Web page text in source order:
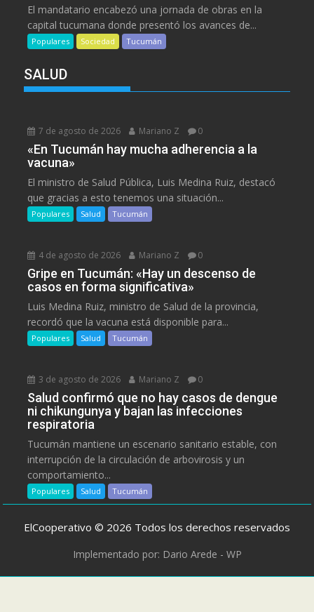
El mandatario encabezó una jornada de obras en la
capital tucumana donde presentó los avances de...
Populares Sociedad Tucumán
SALUD
7 de agosto de 2026 Mariano Z 0
«En Tucumán hay mucha adherencia a la
vacuna»
El ministro de Salud Pública, Luis Medina Ruiz, destacó
que gracias a esto tenemos una situación...
Populares Salud Tucumán
4 de agosto de 2026 Mariano Z 0
Gripe en Tucumán: «Hay un descenso de
casos en forma significativa»
Luis Medina Ruiz, ministro de Salud de la provincia,
recordó que la vacuna está disponible para...
Populares Salud Tucumán
3 de agosto de 2026 Mariano Z 0
Salud confirmó que no hay casos de dengue
ni chikungunya y bajan las infecciones
respiratoria
Tucumán mantiene un escenario sanitario estable, con
interrupción de la circulación de arbovirosis y un
comportamiento...
Populares Salud Tucumán
ElCooperativo © 2026 Todos los derechos reservados